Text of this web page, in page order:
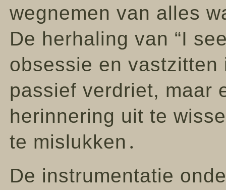
wegnemen van alles
De herhaling van “I
obsessie en
passief verdriet, maar
herinnering uit te
te mislukken․
De instrumentatie